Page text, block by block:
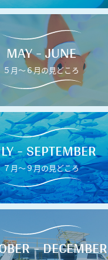
MAY - JUNE
５月〜６月の見どころ
- SEPTEMBER
７月〜９月の見どころ
- DECEMBER